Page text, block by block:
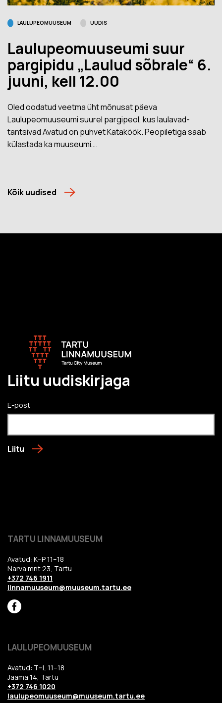
LAULUPEOMUUSEUM UUDIS
Laulupeomuuseumi suur
pargipidu „Laulud sõbrale“ 6.
juuni, kell 12.00
Oled oodatud veetma üht mõnusat päeva
Laulupeomuuseumi suurel pargipeol, kus laulavad-
tantsivad Avatud on puhvet Kataköök. Peopiletiga saab
külastada ka muuseumi….
Kõik uudised
Liitu uudiskirjaga
E-post
Liitu
TARTU LINNAMUUSEUM
Avatud: K–P 11–18
Narva mnt 23, Tartu
+372 746 1911
linnamuuseum@muuseum.tartu.ee
LAULUPEOMUUSEUM
Avatud: T–L 11–18
Jaama 14, Tartu
+372 746 1020
laulupeomuuseum@muuseum.tartu.ee